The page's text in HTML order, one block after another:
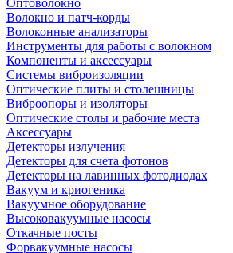
Оптоволокно
Волокно и патч-корды
Волоконные анализаторы
Инструменты для работы с волокном
Компоненты и аксессуары
Системы виброизоляции
Оптические плиты и столешницы
Виброопоры и изоляторы
Оптические столы и рабочие места
Аксессуары
Детекторы излучения
Детекторы для счета фотонов
Детекторы на лавинных фотодиодах
Вакуум и криогеника
Вакуумное оборудование
Высоковакуумные насосы
Откачные посты
Форвакуумные насосы